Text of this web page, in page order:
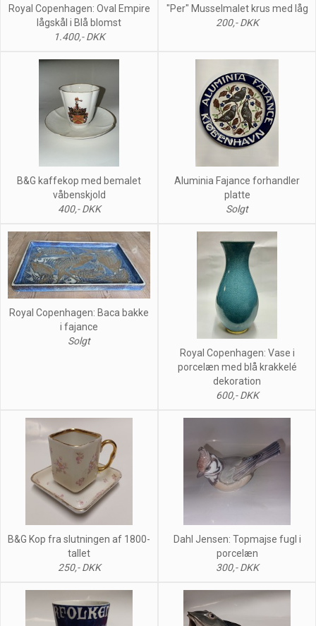
Royal Copenhagen: Oval Empire
lågskål i Blå blomst
1.400,- DKK
"Per" Musselmalet krus med låg
200,- DKK
B&G kaffekop med bemalet
våbenskjold
400,- DKK
Aluminia Fajance forhandler
platte
Solgt
Royal Copenhagen: Baca bakke
i fajance
Solgt
Royal Copenhagen: Vase i
porcelæn med blå krakkelé
dekoration
600,- DKK
B&G Kop fra slutningen af 1800-
tallet
250,- DKK
Dahl Jensen: Topmajse fugl i
porcelæn
300,- DKK